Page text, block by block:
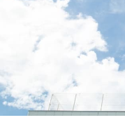
「来て」「見て」
OPEN